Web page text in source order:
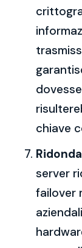
chiave
server
failover